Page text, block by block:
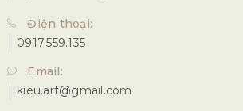
Điện thoại:
0917.559.135
Email:
kieu.art@gmail.com